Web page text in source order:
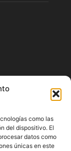
como las
del dispositivo. El
datos como
únicas en este